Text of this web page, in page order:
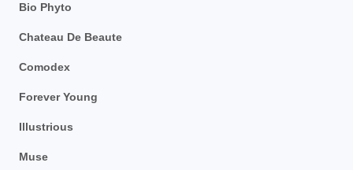
Bio Phyto
Chateau De Beaute
Comodex
Forever Young
Illustrious
Muse